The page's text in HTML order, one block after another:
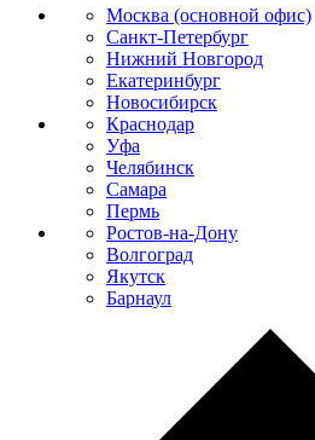
Москва (основной офис)
Санкт-Петербург
Нижний Новгород
Екатеринбург
Новосибирск
Краснодар
Уфа
Челябинск
Самара
Пермь
Ростов-на-Дону
Волгоград
Якутск
Барнаул